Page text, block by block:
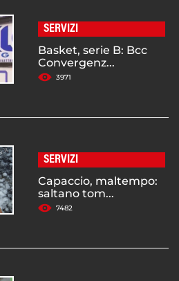
SERVIZI
Basket, serie B: Bcc
Convergenz...
3971
SERVIZI
Capaccio, maltempo:
saltano tom...
7482